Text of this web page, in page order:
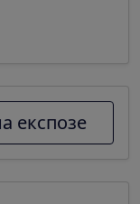
експозе